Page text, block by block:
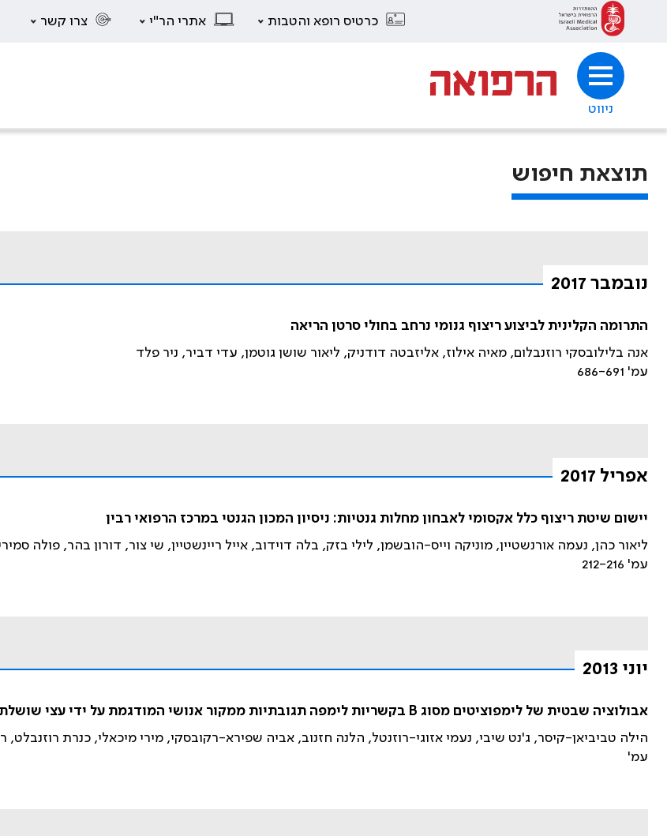
כרטיס רופא והטבות אתרי הר"י צרו קשר
ניווט
תוצאת חיפוש
נובמבר 2017
התרומה הקלינית לביצוע ריצוף גנומי נרחב בחולי סרטן הריאה
אנה בלילובסקי רוזנבלום, מאיה אילוז, אליזבטה דודניק, ליאור שושן גוטמן, עדי דביר, ניר פלד
עמ' 686-691
אפריל 2017
יישום שיטת ריצוף כלל אקסומי לאבחון מחלות גנטיות: ניסיון המכון הגנטי במרכז הרפואי רבין
ליאור כהן, נעמה אורנשטיין, מוניקה וייס-הובשמן, לילי בזק, בלה דוידוב, אייל ריינשטיין, שי צור, דורון בהר, פולה
עמ' 212-216
יוני 2013
אבולוציה שבטית של לימפוציטים מסוג B בקשריות לימפה תגובתיות ממקור אנושי המודגמת על ידי עצי שושלת
הילה טביביאן-קיסר, ג'נט שיבי, נעמי אזוגי-רוזנטל, הלנה חזנוב, אביה שפירא-רקובסקי, מירי מיכאלי, כנרת רוזנבלט,
עמ'